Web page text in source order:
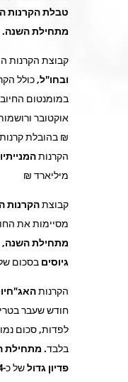
טבלת הקרנות
מתחילת השנה.
קבוצת הקרנות
ובחו"ל, כולל
במומנטום
אוקטובר
₪ בהובלת
הקרנות
מיליארד ₪
קבוצתהקרנות
מסיימות את
מתחילת השנה,
גיוסים בסכום
הקרנות
חודש שעבר
לפדות, סכום
בלבד. מתחילת
פדיון גדולשל כ-